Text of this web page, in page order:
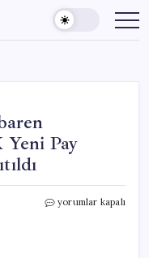
Yeni Pay
15
yorumlar kapalı